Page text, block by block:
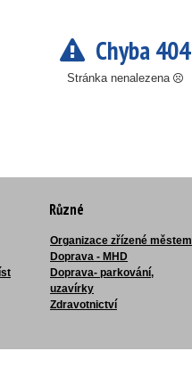
Chyba 404
Stránka nenalezena
Různé
Organizace zřízené městem
Doprava - MHD
Doprava- parkování,
uzavírky
Zdravotnictví